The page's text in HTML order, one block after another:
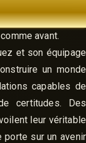
avant.
et son équipage
un monde
capables de
certitudes. Des
leur véritable
porte sur un avenir